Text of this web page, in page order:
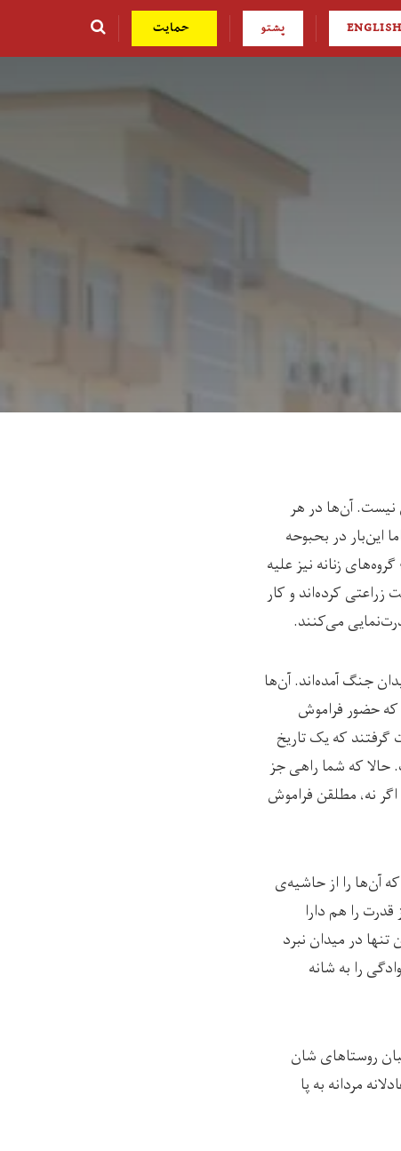
ENGLISH پشتو حمایت
نیست. آن‌ها در هر
این‌بار در بحبوحه
زنانه نیز علیه
کرده‌اند و کار
می‌کنند.
جنگ آمده‌اند. آن‌ها
که حضور فراموش
که یک تاریخ
حالا که شما راهی جز
نه، مطلقن فراموش
آن‌ها را از حاشیه‌ی
را هم دارا
در میدان نبرد
را به شانه
روستاهای شان
مردانه به پا